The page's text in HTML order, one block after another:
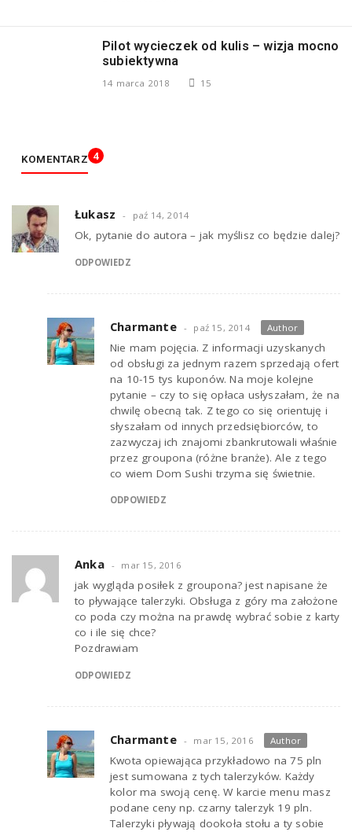
Pilot wycieczek od kulis – wizja mocno
subiektywna
14 marca 2018 15
KOMENTARZ 4
Łukasz paź 14, 2014
Ok, pytanie do autora – jak myślisz co będzie dalej?
ODPOWIEDZ
Charmante paź 15, 2014 Author
Nie mam pojęcia. Z informacji uzyskanych
od obsługi za jednym razem sprzedają ofert
na 10-15 tys kuponów. Na moje kolejne
pytanie – czy to się opłaca usłyszałam, że na
chwilę obecną tak. Z tego co się orientuję i
słyszałam od innych przedsiębiorców, to
zazwyczaj ich znajomi zbankrutowali właśnie
przez groupona (różne branże). Ale z tego
co wiem Dom Sushi trzyma się świetnie.
ODPOWIEDZ
Anka mar 15, 2016
jak wygląda posiłek z groupona? jest napisane że
to pływające talerzyki. Obsługa z góry ma założone
co poda czy można na prawdę wybrać sobie z karty
co i ile się chce?
Pozdrawiam
ODPOWIEDZ
Charmante mar 15, 2016 Author
Kwota opiewająca przykładowo na 75 pln
jest sumowana z tych talerzyków. Każdy
kolor ma swoją cenę. W karcie menu masz
podane ceny np. czarny talerzyk 19 pln.
Talerzyki pływają dookoła stołu a ty sobie